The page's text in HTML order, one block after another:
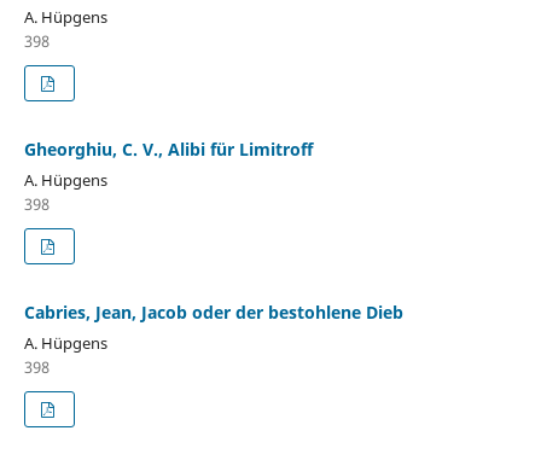
A. Hüpgens
398
Gheorghiu, C. V., Alibi für Limitroff
A. Hüpgens
398
Cabries, Jean, Jacob oder der bestohlene Dieb
A. Hüpgens
398